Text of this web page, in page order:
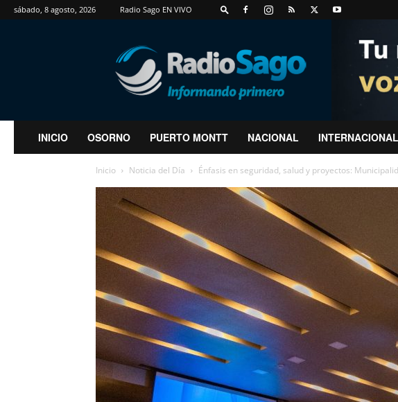
sábado, 8 agosto, 2026 Radio Sago EN VIVO
RadioSago
INICIO OSORNO PUERTO MONTT NACIONAL INTERNACIONAL
Inicio Noticia del Día Énfasis en seguridad, salud y proyectos: